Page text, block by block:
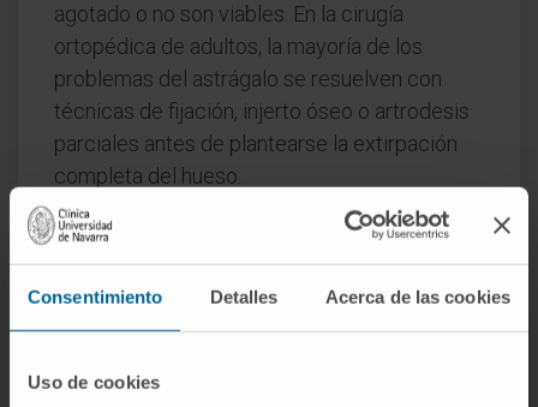
Consentimiento Detalles Acerca de las cookies
Uso de cookies
agotado o no son viables. En la cirugía
ortopédica de adultos, la mayoría de los
problemas del astrágalo se resuelven con
técnicas de fijación, injerto óseo o artrodesis
parciales antes de plantearse la extirpación
completa del hueso.
¿Puede caminar una persona sin
Sí, aunque la marcha no es normal. Al faltar la
pieza que conecta la pierna con el pie, se
pierde movilidad en el tobillo y la longitud